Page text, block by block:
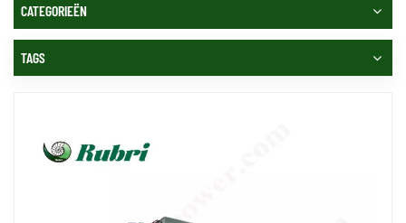
CATEGORIEËN
TAGS